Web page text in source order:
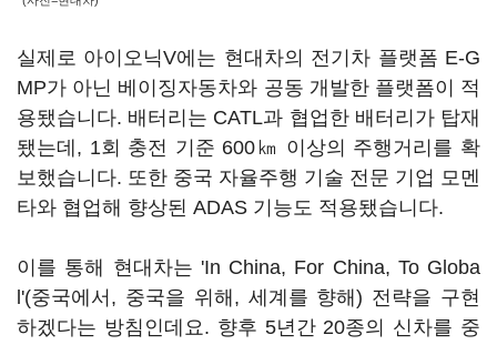
실제로 아이오닉V에는 현대차의 전기차 플랫폼 E-G
MP가 아닌 베이징자동차와 공동 개발한 플랫폼이 적
용됐습니다. 배터리는 CATL과 협업한 배터리가 탑재
됐는데, 1회 충전 기준 600㎞ 이상의 주행거리를 확
보했습니다. 또한 중국 자율주행 기술 전문 기업 모멘
타와 협업해 향상된 ADAS 기능도 적용됐습니다.
이를 통해 현대차는 'In China, For China, To Globa
l'(중국에서, 중국을 위해, 세계를 향해) 전략을 구현
하겠다는 방침인데요. 향후 5년간 20종의 신차를 중